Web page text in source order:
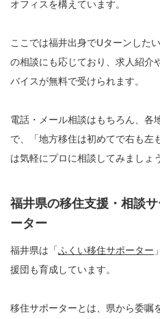
オフィスを構えています。
ここでは福井出身でUターンした
の相談にも応じており、求人紹介
バイスが無料で受けられます。
電話・メール相談はもちろん、各
で、「地方移住は初めてで右も左
は気軽にプロに相談してみましょ
福井県の移住支援・相談
ーター
福井県は「ふくい移住サポーター
援団も育成しています。
移住サポーターとは、県から委嘱